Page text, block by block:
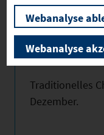
September
Advents-
Traditionelles
Dezember.
Webanalyse
Webanalyse